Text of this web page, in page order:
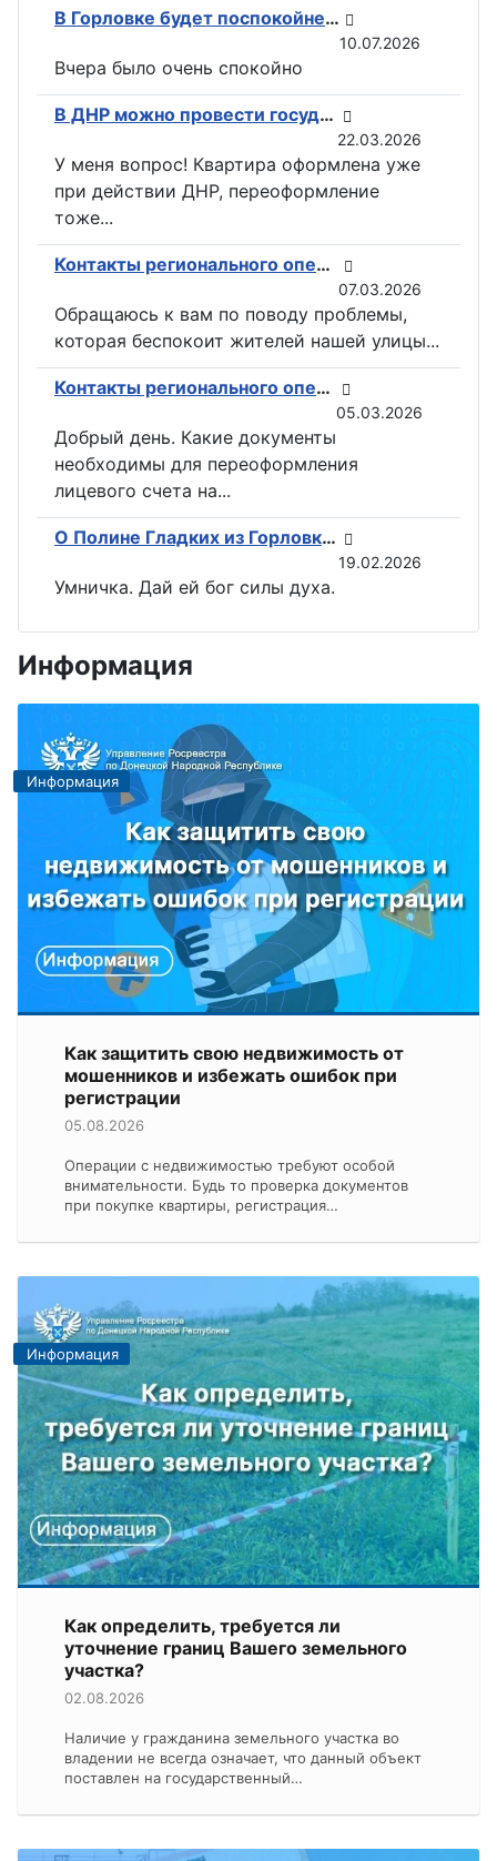
В Горловке будет поспокойней: ВС РФ возвели флаги на всех ключевых точках при освобождении Константиновки
10.07.2026
Вчера было очень спокойно
В ДНР можно провести государственную регистрацию прав на недвижимость в электронном виде
22.03.2026
У меня вопрос! Квартира оформлена уже
при действии ДНР, переоформление
тоже...
Контакты регионального оператора по вывозу ТКО ГУП «ДОНСНАБКОМПЛЕКТ» в Горловке
07.03.2026
Обращаюсь к вам по поводу проблемы,
которая беспокоит жителей нашей улицы...
Контакты регионального оператора по вывозу ТКО ГУП «ДОНСНАБКОМПЛЕКТ» в Горловке
05.03.2026
Добрый день. Какие документы
необходимы для переоформления
лицевого счета на...
О Полине Гладких из Горловки снимут документальный фильм
19.02.2026
Умничка. Дай ей бог силы духа.
Информация
Информация
Как защитить свою недвижимость от
мошенников и избежать ошибок при
регистрации
05.08.2026
Операции с недвижимостью требуют особой
внимательности. Будь то проверка документов
при покупке квартиры, регистрация…
Информация
Как определить, требуется ли
уточнение границ Вашего земельного
участка?
02.08.2026
Наличие у гражданина земельного участка во
владении не всегда означает, что данный объект
поставлен на государственный…